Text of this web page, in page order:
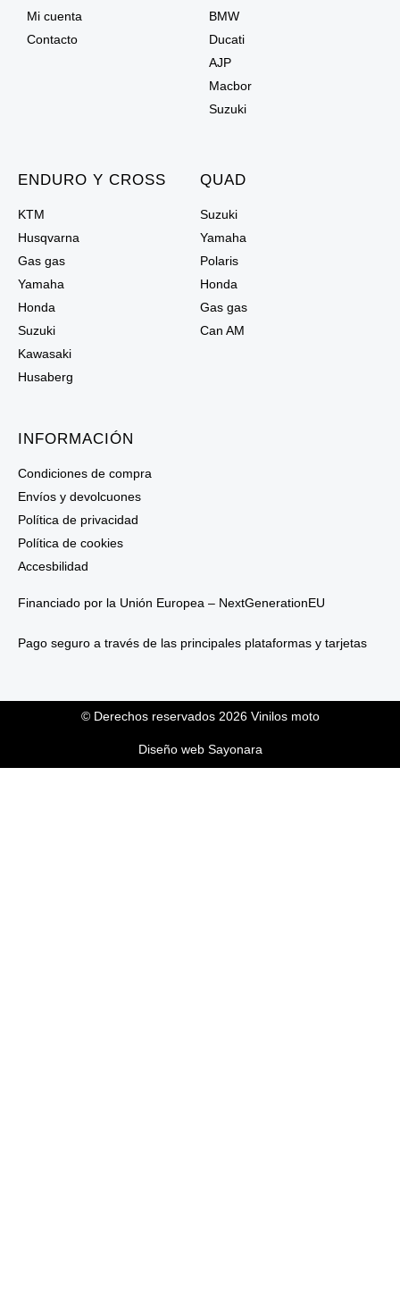
Mi cuenta
Contacto
BMW
Ducati
AJP
Macbor
Suzuki
ENDURO Y CROSS
KTM
Husqvarna
Gas gas
Yamaha
Honda
Suzuki
Kawasaki
Husaberg
QUAD
Suzuki
Yamaha
Polaris
Honda
Gas gas
Can AM
INFORMACIÓN
Condiciones de compra
Envíos y devolcuones
Política de privacidad
Política de cookies
Accesbilidad
Financiado por la Unión Europea – NextGenerationEU
Pago seguro a través de las principales plataformas y tarjetas
© Derechos reservados 2026 Vinilos moto
Diseño web Sayonara